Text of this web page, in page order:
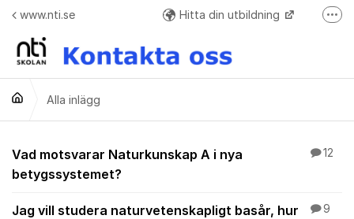
Hoppa till innehåll
www.nti.se Hitta din utbildning
Frågor o svar + Meddelande formulär när ej elev
Alla inlägg
Alla inlägg
Vad motsvarar Naturkunskap A i nya
betygssystemet?
12
Jag vill studera naturvetenskapligt basår, hur
9